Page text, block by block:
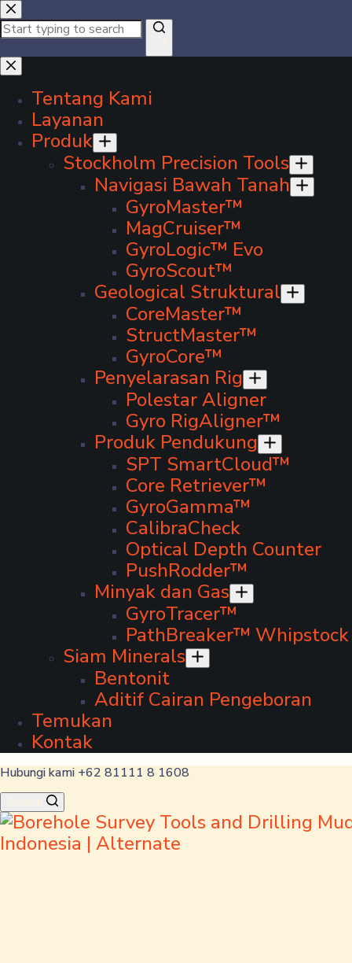
Tentang Kami
Layanan
Produk
Stockholm Precision Tools
Navigasi Bawah Tanah
GyroMaster™
MagCruiser™
GyroLogic™ Evo
GyroScout™
Geological Struktural
CoreMaster™
StructMaster™
GyroCore™
Penyelarasan Rig
Polestar Aligner
Gyro RigAligner™
Produk Pendukung
SPT SmartCloud™
Core Retriever™
GyroGamma™
CalibraCheck
Optical Depth Counter
PushRodder™
Minyak dan Gas
GyroTracer™
PathBreaker™ Whipstock
Siam Minerals
Bentonit
Aditif Cairan Pengeboran
Temukan
Kontak
Hubungi kami +62 81111 8 1608